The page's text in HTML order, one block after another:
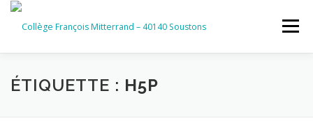
Aller
contenu
Menu
ACCUEIL RUBRIQUES
ÉTIQUETTE : H5P